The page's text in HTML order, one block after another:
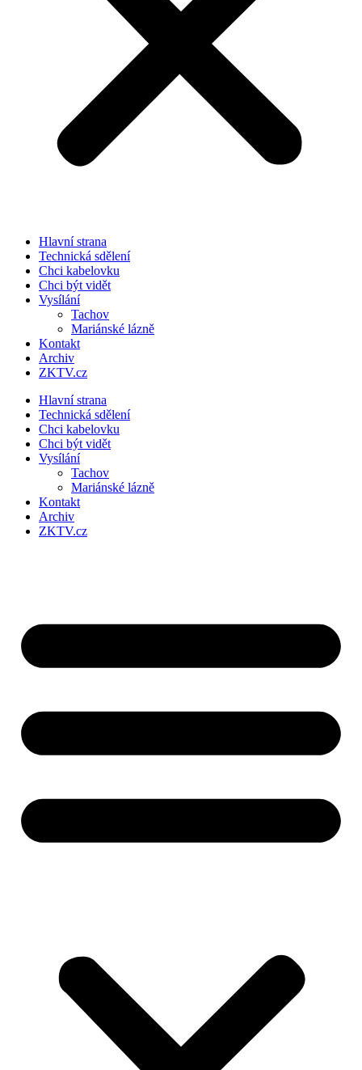
Hlavní strana
Technická sdělení
Chci kabelovku
Chci být vidět
Vysílání
Tachov
Mariánské lázně
Kontakt
Archiv
ZKTV.cz
Hlavní strana
Technická sdělení
Chci kabelovku
Chci být vidět
Vysílání
Tachov
Mariánské lázně
Kontakt
Archiv
ZKTV.cz